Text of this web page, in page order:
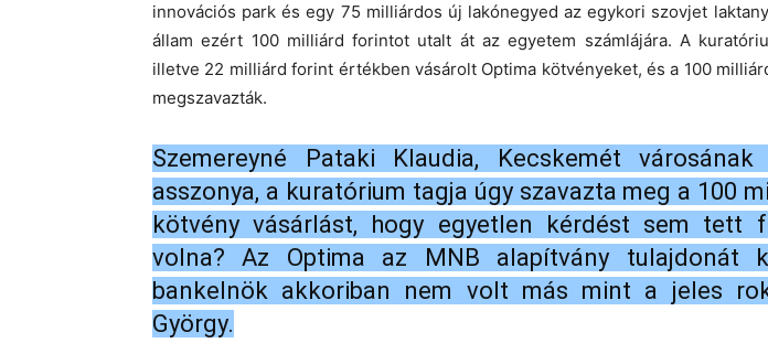
innovációs park és egy 75 milliárdos új lakónegyed az egykori szovjet
állam ezért 100 milliárd forintot utalt át az egyetem számlájára. A
illetve 22 milliárd forint értékben vásárolt Optima kötvényeket, és a 100
megszavazták.
Szemereyné Pataki Klaudia, Kecskemét városának
asszonya, a kuratórium tagja úgy szavazta meg a 100
kötvény vásárlást, hogy egyetlen kérdést sem tett
volna? Az Optima az MNB alapítvány tulajdonát
bankelnök akkoriban nem volt más mint a jeles
György.